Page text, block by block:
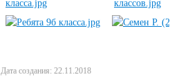
Дата создания: 22.11.2018